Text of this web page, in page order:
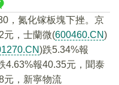
，氮化镓板塊下挫。京
元，士蘭微(600460.CN)
)跌5.34%報
4.63%報40.35元，聞泰
元，新寧物流